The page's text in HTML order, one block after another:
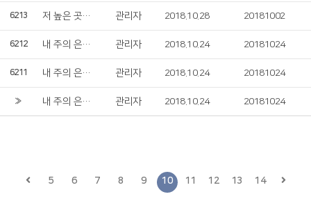
6213 저 높은 곳을 향하여 관리자 2018.10.28 20181002
6212 내 주의 은혜 강가로 관리자 2018.10.24 20181024
6211 내 주의 은혜 강가로 관리자 2018.10.24 20181024
» 내 주의 은혜 강가로 관리자 2018.10.24 20181024
5 6 7 8 9 10 11 12 13 14